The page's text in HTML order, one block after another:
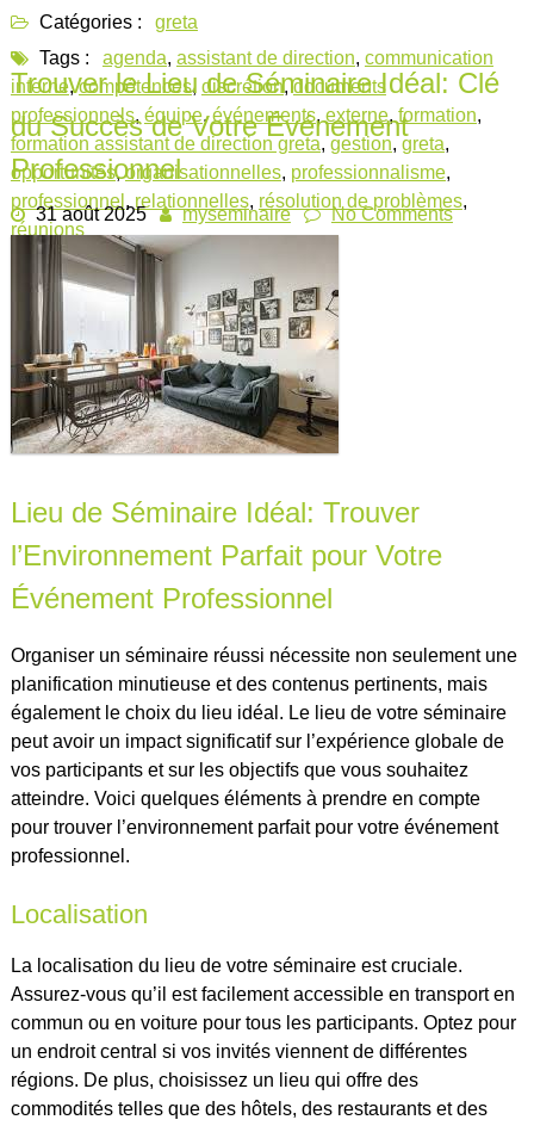
Catégories :
greta
Tags :
agenda, assistant de direction, communication
interne,compétences, discrétion,documents
professionnels, équipe,événements, externe, formation,
formation assistant de direction greta, gestion, greta,
opportunités,organisationnelles, professionnalisme,
professionnel , relationnelles, résolution de problèmes,
réunions
Trouver le Lieu de Séminaire Idéal: Clé
du Succès de Votre Événement
Professionnel
31 août 2025 myseminaire No Comments
Lieu de Séminaire Idéal: Trouver
l’Environnement Parfait pour Votre
Événement Professionnel
Organiser un séminaire réussi nécessite non seulement une
planification minutieuse et des contenus pertinents, mais
également le choix du lieu idéal. Le lieu de votre séminaire
peut avoir un impact significatif sur l’expérience globale de
vos participants et sur les objectifs que vous souhaitez
atteindre. Voici quelques éléments à prendre en compte
pour trouver l’environnement parfait pour votre événement
professionnel.
Localisation
La localisation du lieu de votre séminaire est cruciale.
Assurez-vous qu’il est facilement accessible en transport en
commun ou en voiture pour tous les participants. Optez pour
un endroit central si vos invités viennent de différentes
régions. De plus, choisissez un lieu qui offre des
commodités telles que des hôtels, des restaurants et des